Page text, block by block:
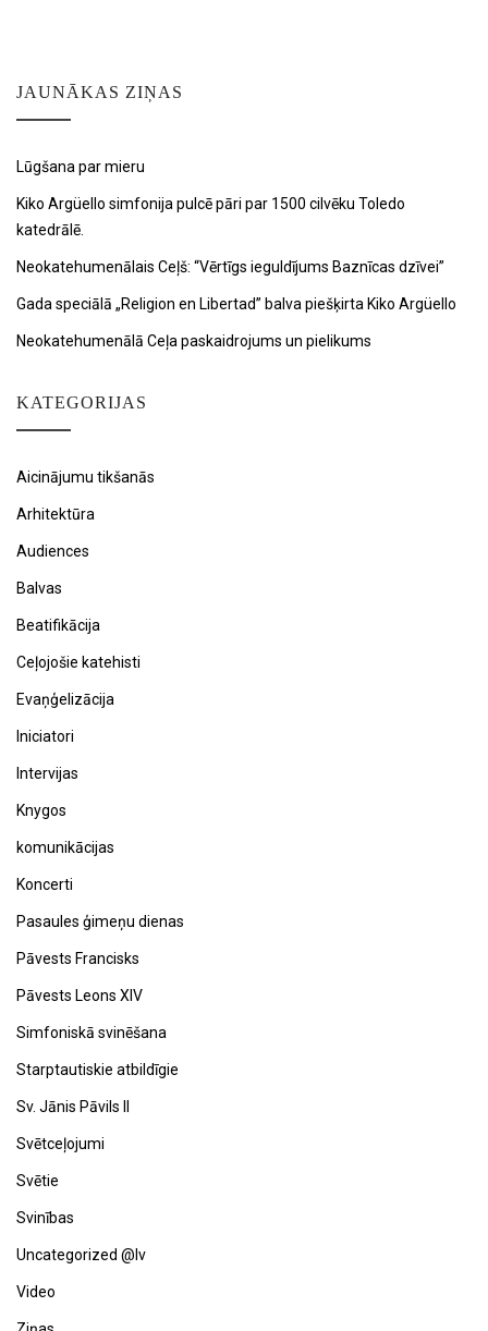
JAUNĀKAS ZIŅAS
Lūgšana par mieru
Kiko Argüello simfonija pulcē pāri par 1500 cilvēku Toledo
katedrālē.
Neokatehumenālais Ceļš: “Vērtīgs ieguldījums Baznīcas dzīvei”
Gada speciālā „Religion en Libertad” balva piešķirta Kiko Argüello
Neokatehumenālā Ceļa paskaidrojums un pielikums
KATEGORIJAS
Aicinājumu tikšanās
Arhitektūra
Audiences
Balvas
Beatifikācija
Ceļojošie katehisti
Evaņģelizācija
Iniciatori
Intervijas
Knygos
komunikācijas
Koncerti
Pasaules ģimeņu dienas
Pāvests Francisks
Pāvests Leons XIV
Simfoniskā svinēšana
Starptautiskie atbildīgie
Sv. Jānis Pāvils II
Svētceļojumi
Svētie
Svinības
Uncategorized @lv
Video